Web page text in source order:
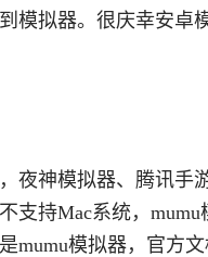
模拟器。很庆幸安卓
夜神模拟器、腾讯手
支持Mac系统，
mumu模拟器，官方